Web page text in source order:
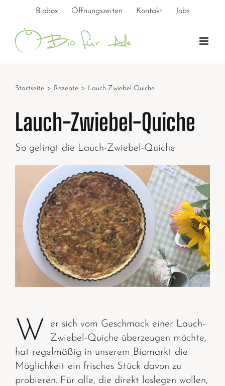
springen
Biobox Öffnungszeiten Kontakt Jobs
Startseite > Rezepte > Lauch-Zwiebel-Quiche
Lauch-Zwiebel-Quiche
So gelingt die Lauch-Zwiebel-Quiche
W
er sich vom Geschmack einer Lauch-
Zwiebel-Quiche überzeugen möchte,
hat regelmäßig in unserem Biomarkt die
Möglichkeit ein frisches Stück davon zu
probieren. Für alle, die direkt loslegen wollen,